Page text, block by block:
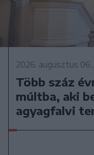
2026. augusztus
Több száz
múltba, aki
agyagfalvi